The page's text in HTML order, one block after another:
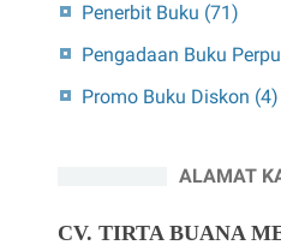
Penerbit Buku (71)
Pengadaan Buku
Promo Buku Diskon (4)
ALAMAT
CV. TIRTA BUANA